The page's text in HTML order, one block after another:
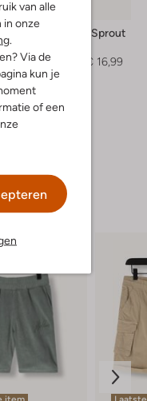
van alle
in onze
.
Via de
kun je
of een
-50%
Sproet & Sprout
€ 33,99
€ 16,99